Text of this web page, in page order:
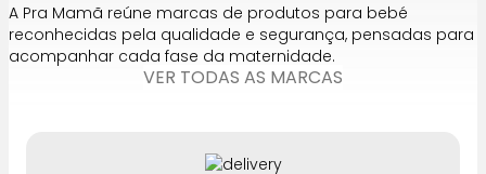
A Pra Mamã reúne marcas de produtos para bebé
reconhecidas pela qualidade e segurança, pensadas para
acompanhar cada fase da maternidade.
VER TODAS AS MARCAS